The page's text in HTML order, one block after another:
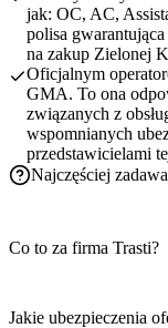
jak: OC, AC,
polisa
na zakup Zielonej
Oficjalnym
GMA. To ona
związanych z
wspomnianych
przedstawicielami
Najczęściej
Co to za firma Trasti?
Jakie ubezpieczenia